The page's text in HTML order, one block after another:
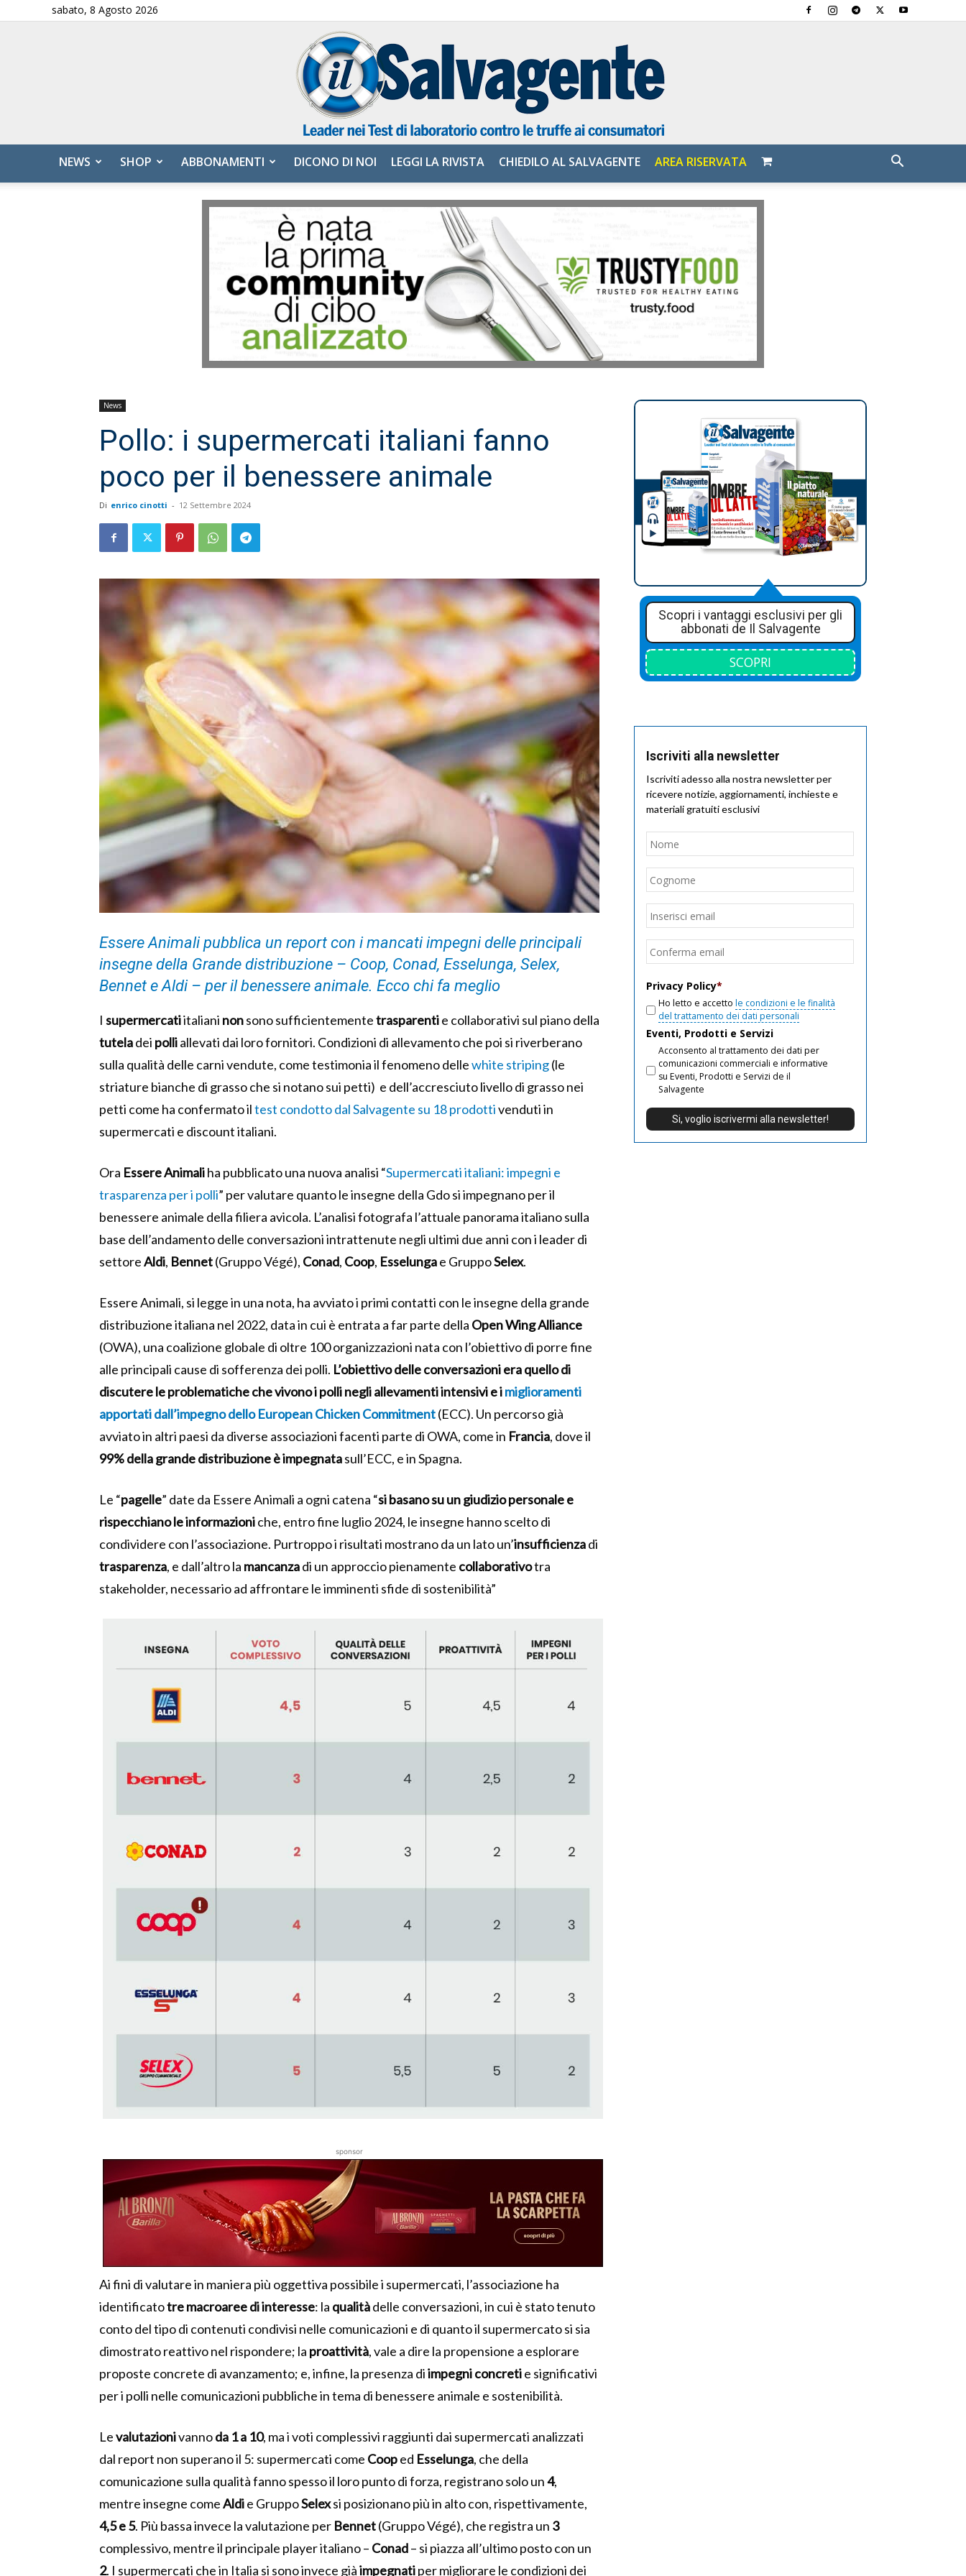
sabato, 8 Agosto 2026
Salvagente
NEWS SHOP ABBONAMENTI DICONO DI NOI LEGGI LA RIVISTA CHIEDILO AL SALVAGENTE AREA RISERVATA
News
Pollo: i supermercati italiani fanno
poco per il benessere animale
Di enrico cinotti - 12 Settembre 2024
Essere Animali pubblica un report con i mancati impegni delle principali
insegne della Grande distribuzione – Coop, Conad, Esselunga, Selex,
Bennet e Aldi – per il benessere animale. Ecco chi fa meglio
I supermercatiitaliani nonsono sufficientementetrasparentie collaborativi sul piano della
tuteladei polliallevati dai loro fornitori. Condizioni di allevamento che poi si riverberano
sulla qualità delle carni vendute, come testimonia il fenomeno dellewhite striping(le
striature bianche di grasso che si notano sui petti) e dell’accresciuto livello di grasso nei
petti come ha confermato iltest condotto dal Salvagente su 18 prodottivenduti in
supermercati e discount italiani.
Ora EssereAnimaliha pubblicato una nuova analisi “Supermercati italiani: impegni e
trasparenza per i polli” per valutare quanto le insegne della Gdo si impegnano per il
benessere animale della filiera avicola. L’analisi fotografa l’attuale panorama italiano sulla
base dell’andamento delle conversazioni intrattenute negli ultimi due anni con i leader di
settoreAldi, Bennet(Gruppo Végé), Conad, Coop, Esselungae GruppoSelex.
Essere Animali, si legge in una nota, ha avviato i primi contatti con le insegne della grande
distribuzione italiana nel 2022, data in cui è entrata a far parte della Open Wing Alliance
(OWA), una coalizione globale di oltre 100 organizzazioni nata con l’obiettivo di porre fine
alle principali cause di sofferenza dei polli. L’obiettivo delle conversazioni era quello di
discutere le problematiche che vivono i polli negli allevamenti intensivi e imiglioramenti
apportati dall’impegno dello European Chicken Commitment(ECC). Un percorso già
avviato in altri paesi da diverse associazioni facenti parte di OWA, come in Francia, dove il
99% della grande distribuzione è impegnatasull’ECC, e in Spagna.
Le “pagelle” date da Essere Animali a ogni catena “si basano su un giudizio personale e
rispecchiano le informazioniche, entro fine luglio 2024, le insegne hanno scelto di
condividere con l’associazione. Purtroppo i risultati mostrano da un lato un’insufficienzadi
trasparenza, e dall’altro la mancanzadi un approccio pienamente collaborativotra
stakeholder, necessario ad affrontare le imminenti sfide di sostenibilità”
sponsor
Ai fini di valutare in maniera più oggettiva possibile i supermercati, l’associazione ha
identificatotre macroaree di interesse: la qualitàdelle conversazioni, in cui è stato tenuto
conto del tipo di contenuti condivisi nelle comunicazioni e di quanto il supermercato si sia
dimostrato reattivo nel rispondere; la proattività, vale a dire la propensione a esplorare
proposte concrete di avanzamento; e, infine, la presenza diimpegniconcretie significativi
per i polli nelle comunicazioni pubbliche in tema di benessere animale e sostenibilità.
Levalutazionivannoda 1 a 10, ma i voti complessivi raggiunti dai supermercati analizzati
dal report non superano il 5: supermercati come Cooped Esselunga, che della
comunicazione sulla qualità fanno spesso il loro punto di forza, registrano solo un4,
mentre insegne comeAldie GruppoSelexsi posizionano più in alto con, rispettivamente,
4,5 e 5. Più bassa invece la valutazione per Bennet(Gruppo Végé), che registra un 3
complessivo, mentre il principale player italiano – Conad– si piazza all’ultimo posto con un
2. I supermercati che in Italia si sono invece giàimpegnatiper migliorare le condizioni dei
Scopri i vantaggi esclusivi per gli
abbonati de Il Salvagente
SCOPRI
Iscriviti alla newsletter
Iscriviti adesso alla nostra newsletter per
ricevere notizie, aggiornamenti, inchieste e
materiali gratuiti esclusivi
Nome
Email
Privacy Policy*
Ho letto e accetto le condizioni e le finalità
del trattamento dei dati personali
Eventi, Prodotti e Servizi
Acconsento al trattamento dei dati per
comunicazioni commerciali e informative
su Eventi, Prodotti e Servizi de il
Salvagente